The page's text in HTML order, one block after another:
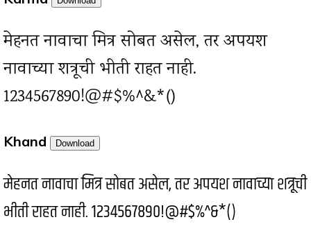
मेहनत नावाचा मित्र सोबत असेल, तर अपयश
नावाच्या शत्रूची भीती राहत नाही.
1234567890!@#$%^&*()
Khand Download
मेहनत नावाचा मित्र सोबत असेल, तर अपयश नावाच्या शत्रूची
भीती राहत नाही. 1234567890!@#$%^&*()